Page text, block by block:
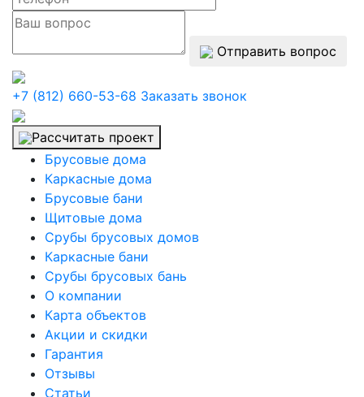
Отправить вопрос
+7 (812) 660-53-68 Заказать звонок
Рассчитать проект
Брусовые дома
Каркасные дома
Брусовые бани
Щитовые дома
Срубы брусовых домов
Каркасные бани
Срубы брусовых бань
О компании
Карта объектов
Акции и скидки
Гарантия
Отзывы
Статьи